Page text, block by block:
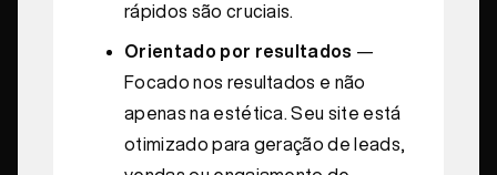
rápidos são cruciais.
Orientado por resultados —
Focado nos resultados e não
apenas na estética. Seu site está
otimizado para geração de leads,